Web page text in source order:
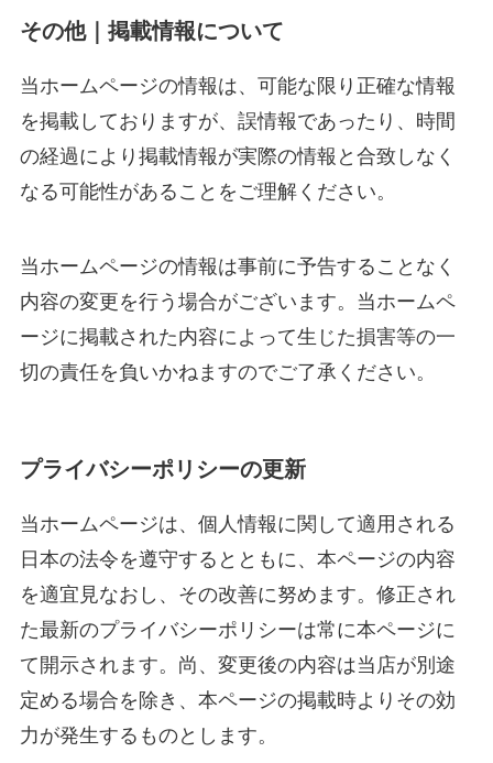
その他｜掲載情報について
当ホームページの情報は、可能な限り正確な情報
を掲載しておりますが、誤情報であったり、時間
の経過により掲載情報が実際の情報と合致しなく
なる可能性があることをご理解ください。
当ホームページの情報は事前に予告することなく
内容の変更を行う場合がございます。当ホームペ
ージに掲載された内容によって生じた損害等の一
切の責任を負いかねますのでご了承ください。
プライバシーポリシーの更新
当ホームページは、個人情報に関して適用される
日本の法令を遵守するとともに、本ページの内容
を適宜見なおし、その改善に努めます。修正され
た最新のプライバシーポリシーは常に本ページに
て開示されます。尚、変更後の内容は当店が別途
定める場合を除き、本ページの掲載時よりその効
力が発生するものとします。